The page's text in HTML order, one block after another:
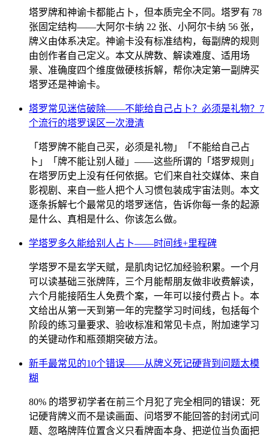
塔罗牌和神谕卡都能占卜，但本质完全不同。塔罗有 78
张固定结构——大阿尔卡纳 22 张、小阿尔卡纳 56 张，
牌义由体系决定。神谕卡没有标准结构，每副牌的规则
由创作者自己定义。本文从牌数、解读难度、适用场
景、准确度四个维度做硬核拆解，帮你决定第一副牌买
塔罗还是神谕卡。
塔罗常见迷信破除——不能给自己占卜？必须是礼物？7
个流行的塔罗误区一次澄清
「塔罗牌不能自己买，必须是礼物」「不能给自己占
卜」「牌不能让别人碰」——这些所谓的「塔罗规则」
在塔罗历史上没有任何依据。它们来自社交媒体、来自
影视剧、来自一些人把个人习惯包装成宇宙法则。本文
逐条拆解七个最常见的塔罗迷信，告诉你每一条的起源
是什么、真相是什么、你该怎么做。
学塔罗多久能给别人占卜——时间线+里程碑
学塔罗不是玄学天赋，是肌肉记忆加经验积累。一个月
可以读基础三张牌阵，三个月能帮朋友做非收费解读，
六个月能接陌生人免费个案，一年可以接付费占卜。本
文给出从第一天到第一年的完整学习时间线，包括每个
阶段的练习量要求、验收标准和常见卡点，附加速学习
的关键动作和瓶颈期突破方法。
新手最常见的10个错误——从牌义死记硬背到问题太模
糊
80% 的塔罗初学者在前三个月犯了完全相同的错误：死
记硬背牌义而不是读画面、问塔罗不能回答的封闭式问
题、忽略牌阵位置含义只看牌面本身、把逆位当负面把